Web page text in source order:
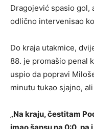
Dragojević spasio gol,
odlično intervenisao
Do kraja utakmice,
88. je promašio penal
uspio da popravi
minutu tukao sjajno,
„Na kraju, čestitam